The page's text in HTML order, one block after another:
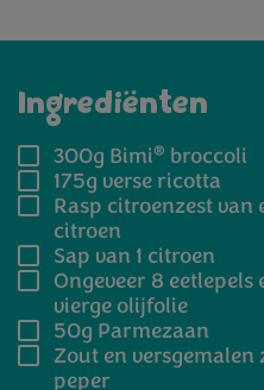
Ingrediënten
300g Bimi® broccoli
175g verse ricotta
Rasp citroenzest van
citroen
Sap van 1 citroen
Ongeveer 8 eetlepels
vierge olijfolie
50g Parmezaan
Zout en versgemalen
peper